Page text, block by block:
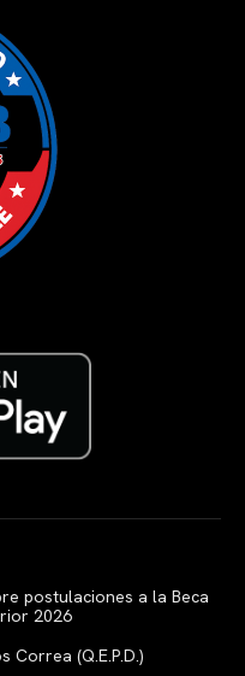
postulaciones a la Beca
2026
Correa (Q.E.P.D.)